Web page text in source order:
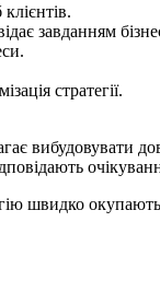
завданням
стратегії.
вибудовувати
швидко